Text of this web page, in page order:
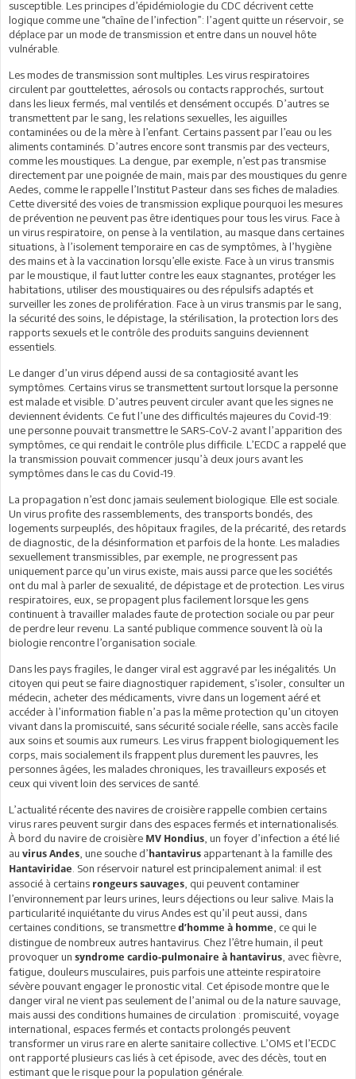
susceptible. Les principes d’épidémiologie du CDC décrivent cette
logique comme une “chaîne de l’infection”: l’agent quitte un réservoir, se
déplace par un mode de transmission et entre dans un nouvel hôte
vulnérable.
Les modes de transmission sont multiples. Les virus respiratoires
circulent par gouttelettes, aérosols ou contacts rapprochés, surtout
dans les lieux fermés, mal ventilés et densément occupés. D’autres se
transmettent par le sang, les relations sexuelles, les aiguilles
contaminées ou de la mère à l’enfant. Certains passent par l’eau ou les
aliments contaminés. D’autres encore sont transmis par des vecteurs,
comme les moustiques. La dengue, par exemple, n’est pas transmise
directement par une poignée de main, mais par des moustiques du genre
Aedes, comme le rappelle l’Institut Pasteur dans ses fiches de maladies.
Cette diversité des voies de transmission explique pourquoi les mesures
de prévention ne peuvent pas être identiques pour tous les virus. Face à
un virus respiratoire, on pense à la ventilation, au masque dans certaines
situations, à l’isolement temporaire en cas de symptômes, à l’hygiène
des mains et à la vaccination lorsqu’elle existe. Face à un virus transmis
par le moustique, il faut lutter contre les eaux stagnantes, protéger les
habitations, utiliser des moustiquaires ou des répulsifs adaptés et
surveiller les zones de prolifération. Face à un virus transmis par le sang,
la sécurité des soins, le dépistage, la stérilisation, la protection lors des
rapports sexuels et le contrôle des produits sanguins deviennent
essentiels.
Le danger d’un virus dépend aussi de sa contagiosité avant les
symptômes. Certains virus se transmettent surtout lorsque la personne
est malade et visible. D’autres peuvent circuler avant que les signes ne
deviennent évidents. Ce fut l’une des difficultés majeures du Covid-19:
une personne pouvait transmettre le SARS-CoV-2 avant l’apparition des
symptômes, ce qui rendait le contrôle plus difficile. L’ECDC a rappelé que
la transmission pouvait commencer jusqu’à deux jours avant les
symptômes dans le cas du Covid-19.
La propagation n’est donc jamais seulement biologique. Elle est sociale.
Un virus profite des rassemblements, des transports bondés, des
logements surpeuplés, des hôpitaux fragiles, de la précarité, des retards
de diagnostic, de la désinformation et parfois de la honte. Les maladies
sexuellement transmissibles, par exemple, ne progressent pas
uniquement parce qu’un virus existe, mais aussi parce que les sociétés
ont du mal à parler de sexualité, de dépistage et de protection. Les virus
respiratoires, eux, se propagent plus facilement lorsque les gens
continuent à travailler malades faute de protection sociale ou par peur
de perdre leur revenu. La santé publique commence souvent là où la
biologie rencontre l’organisation sociale.
Dans les pays fragiles, le danger viral est aggravé par les inégalités. Un
citoyen qui peut se faire diagnostiquer rapidement, s’isoler, consulter un
médecin, acheter des médicaments, vivre dans un logement aéré et
accéder à l’information fiable n’a pas la même protection qu’un citoyen
vivant dans la promiscuité, sans sécurité sociale réelle, sans accès facile
aux soins et soumis aux rumeurs. Les virus frappent biologiquement les
corps, mais socialement ils frappent plus durement les pauvres, les
personnes âgées, les malades chroniques, les travailleurs exposés et
ceux qui vivent loin des services de santé.
L’actualité récente des navires de croisière rappelle combien certains
virus rares peuvent surgir dans des espaces fermés et internationalisés.
À bord du navire de croisière MV Hondius , un foyer d’infection a été lié
au virus Andes , une souche d’ hantavirus appartenant à la famille des
Hantaviridae . Son réservoir naturel est principalement animal: il est
associé à certains rongeurs sauvages , qui peuvent contaminer
l’environnement par leurs urines, leurs déjections ou leur salive. Mais la
particularité inquiétante du virus Andes est qu’il peut aussi, dans
certaines conditions, se transmettre d’homme à homme , ce qui le
distingue de nombreux autres hantavirus. Chez l’être humain, il peut
provoquer un syndrome cardio-pulmonaire à hantavirus , avec fièvre,
fatigue, douleurs musculaires, puis parfois une atteinte respiratoire
sévère pouvant engager le pronostic vital. Cet épisode montre que le
danger viral ne vient pas seulement de l’animal ou de la nature sauvage,
mais aussi des conditions humaines de circulation : promiscuité, voyage
international, espaces fermés et contacts prolongés peuvent
transformer un virus rare en alerte sanitaire collective. L’OMS et l’ECDC
ont rapporté plusieurs cas liés à cet épisode, avec des décès, tout en
estimant que le risque pour la population générale.